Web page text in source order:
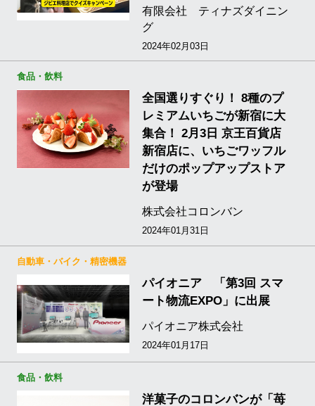
有限会社 ティナズダイニン
グ
2024年02月03日
食品・飲料
全国選りすぐり！ 8種のプ
レミアムいちごが新宿に大
集合！ 2月3日 京王百貨店
新宿店に、いちごワッフル
だけのポップアップストア
が登場
株式会社コロンバン
2024年01月31日
自動車・バイク・精密機器
パイオニア 「第3回 スマ
ート物流EXPO」に出展
パイオニア株式会社
2024年01月17日
食品・飲料
洋菓子のコロンバンが「苺